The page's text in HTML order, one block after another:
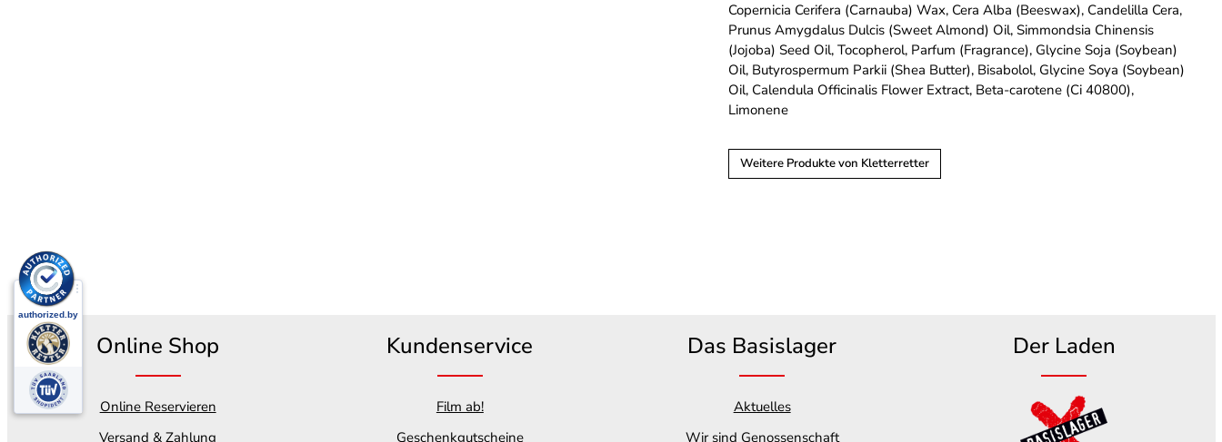
Copernicia Cerifera (Carnauba) Wax, Cera Alba (Beeswax), Candelilla Cera,
Prunus Amygdalus Dulcis (Sweet Almond) Oil, Simmondsia Chinensis
(Jojoba) Seed Oil, Tocopherol, Parfum (Fragrance), Glycine Soja (Soybean)
Oil, Butyrospermum Parkii (Shea Butter), Bisabolol, Glycine Soya (Soybean)
Oil, Calendula Officinalis Flower Extract, Beta-carotene (Ci 40800),
Limonene
Weitere Produkte von Kletterretter
Online Shop
Online Reservieren
Versand & Zahlung
Kundenservice
Film ab!
Geschenkgutscheine
Das Basislager
Aktuelles
Wir sind Genossenschaft
Der Laden